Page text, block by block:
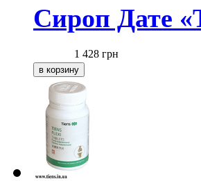
Сироп Дате
1 428 грн